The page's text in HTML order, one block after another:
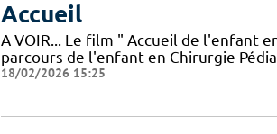
Accueil
A VOIR... Le film " Accueil de l'enfant
parcours de l'enfant en Chirurgie
18/02/2026 15:25